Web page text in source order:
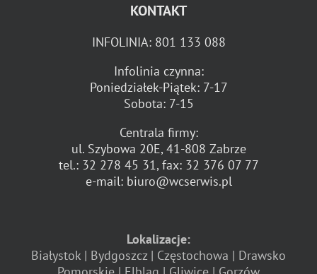
KONTAKT
INFOLINIA: 801 133 088
Infolinia czynna:
Poniedziałek-Piątek: 7-17
Sobota: 7-15
Centrala firmy:
ul. Szybowa 20E, 41-808 Zabrze
tel.: 32 278 45 31, fax: 32 376 07 77
e-mail: biuro@wcserwis.pl
Lokalizacje:
Białystok
Bydgoszcz Częstochowa
Drawsko